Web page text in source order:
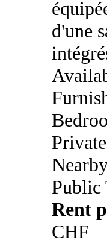
d'une
Public
Rent
CHF